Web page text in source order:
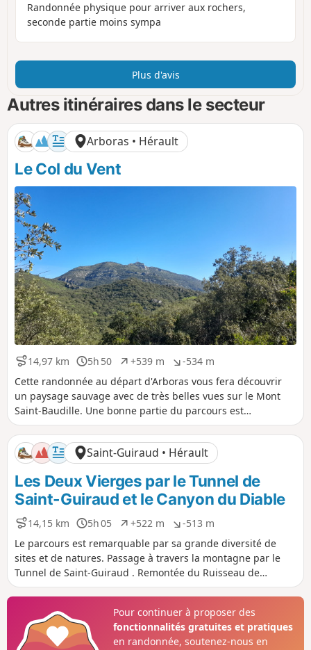
Randonnée physique pour arriver aux rochers,
seconde partie moins sympa
Plus d'avis
Autres itinéraires dans le secteur
Arboras • Hérault
Le Col du Vent
14,97 km
D
i
s
t
a
n
c
e
5h 50
D
u
r
é
e
+539 m
D
é
n
i
v
e
l
é
p
o
s
i
f
-534 m
D
é
n
v
e
l
é
n
é
a
f
Cette randonnée au départ d'Arboras vous fera découvrir
un paysage sauvage avec de très belles vues sur le Mont
Saint-Baudille. Une bonne partie du parcours est
ombragée, soit dans des sous-bois, soit dans la très belle
forêt de Parlatges, ce qui permet d'envisager cette
randonnée sous le soleil. Les sentiers proposés sont faciles
balisage sur le terrain nécessite de bien savoir se repérer.
Saint-Guiraud • Hérault
Les Deux Vierges par le Tunnel de
Saint-Guiraud et le Canyon du Diable
14,15 km
D
i
s
t
a
n
5h 05
D
u
r
é
e
+522 m
D
é
n
i
v
e
é
p
o
-513 m
D
é
n
i
v
e
é
n
é
Le parcours est remarquable par sa grande diversité de
sites et de natures. Passage à travers la montagne par le
Tunnel de Saint-Guiraud . Remontée du Ruisseau de
Lagarel et du Canyon du Diable. Ascension des Deux
Yeuses .Plusieurs difficultés caractérisent le parcours :-
absence de balisage sur la grande majorité du tracé, mais
chemins très marqués, évidents et souvent bordés. - fort
Pour continuer à proposer des
fonctionnalités gratuites et pratiques
en randonnée, soutenez-nous en